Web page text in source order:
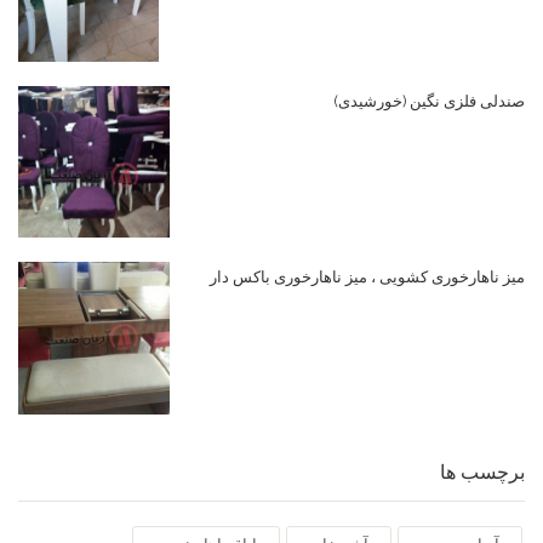
صندلی فلزی نگین (خورشیدی)
میز ناهارخوری کشویی ، میز ناهارخوری باکس دار
برچسب ها